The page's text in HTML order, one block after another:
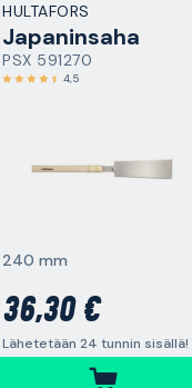
HULTAFORS
Japaninsaha
PSX 591270
4,5
240 mm
36,30 €
Lähetetään 24 tunnin sisällä!